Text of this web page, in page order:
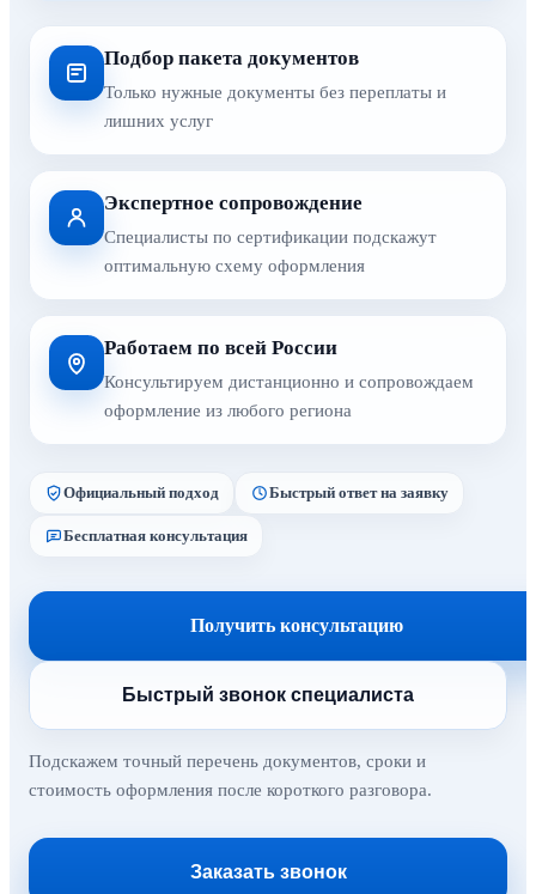
Подбор пакета документов
Только нужные документы без переплаты и
лишних услуг
Экспертное сопровождение
Специалисты по сертификации подскажут
оптимальную схему оформления
Работаем по всей России
Консультируем дистанционно и сопровождаем
оформление из любого региона
Официальный подход Быстрый ответ на заявку
Бесплатная консультация
Получить консультацию
Быстрый звонок специалиста
Подскажем точный перечень документов, сроки и
стоимость оформления после короткого разговора.
Заказать звонок